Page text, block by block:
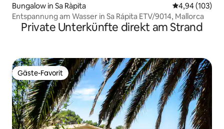
Bungalow in Sa Ràpita
4,94 (103)
Entspannung am Wasser in Sa Rápita ETV/9014, Mallorca
Private Unterkünfte direkt am Strand
Gäste-Favorit
Gäste-Favorit